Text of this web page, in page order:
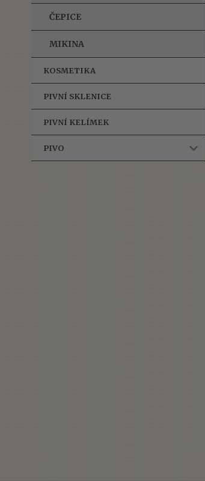
ČEPICE
MIKINA
KOSMETIKA
PIVNÍ SKLENICE
PIVNÍ KELÍMEK
PIVO